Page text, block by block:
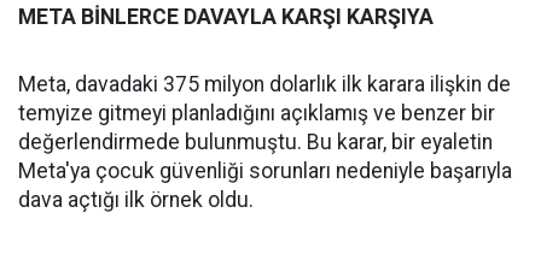
META BİNLERCE DAVAYLA KARŞI KARŞIYA
Meta, davadaki 375 milyon dolarlık ilk karara ilişkin de
temyize gitmeyi planladığını açıklamış ve benzer bir
değerlendirmede bulunmuştu. Bu karar, bir eyaletin
Meta'ya çocuk güvenliği sorunları nedeniyle başarıyla
dava açtığı ilk örnek oldu.